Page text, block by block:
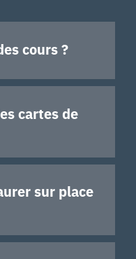
cours ?
cartes de
sur place